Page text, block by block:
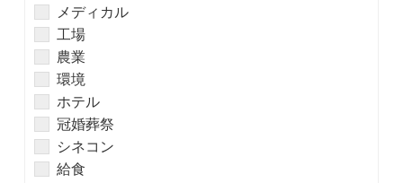
メディカル
工場
農業
環境
ホテル
冠婚葬祭
シネコン
給食